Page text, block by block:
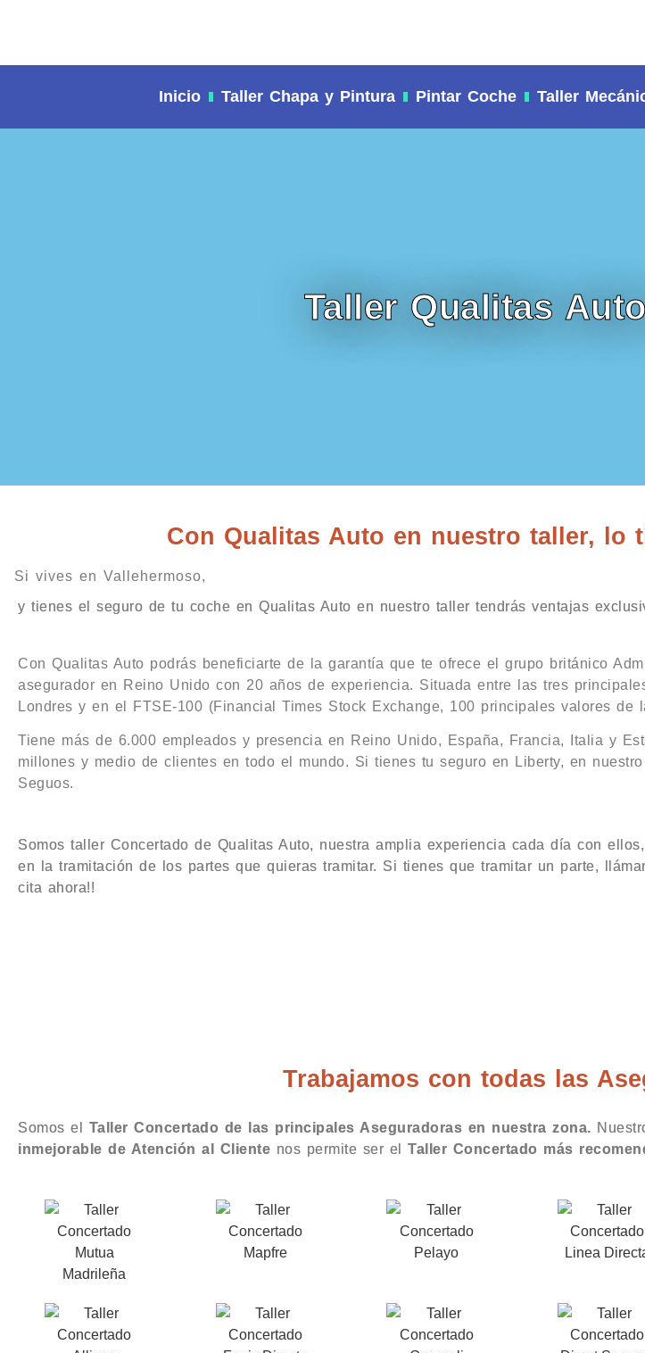
Inicio Taller Chapa y Pintura Pintar Coche Taller
Taller Qualitas
Con Qualitas Auto en nuestro taller, lo
Si vives en Vallehermoso,
y tienes el seguro de tu coche en Qualitas Auto en nuestro taller tendrás ventajas
Con Qualitas Auto podrás beneficiarte de la garantía que te ofrece el grupo británico
asegurador en Reino Unido con 20 años de experiencia. Situada entre las tres
Londres y en el FTSE-100 (Financial Times Stock Exchange, 100 principales valores de
Tiene más de 6.000 empleados y presencia en Reino Unido, España, Francia, Italia y
millones y medio de clientes en todo el mundo. Si tienes tu seguro en Liberty, en
Seguos.
Somos taller Concertado de Qualitas Auto, nuestra amplia experiencia cada día con
en la tramitación de los partes que quieras tramitar. Si tienes que tramitar un parte,
cita ahora!!
Trabajamos con todas las
Somos el Taller Concertado de las principales Aseguradoras en nuestra zona.
inmejorable de Atención al Cliente nos permite ser el Taller Concertado más